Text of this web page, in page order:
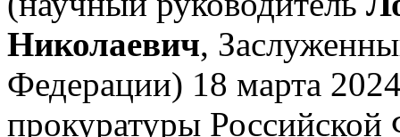
Николаевич,
Федерации) 18 марта
прокуратуры